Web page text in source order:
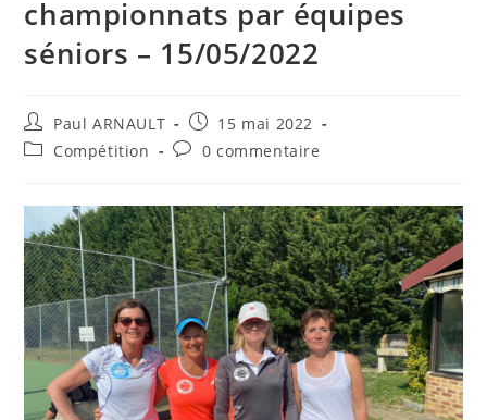
championnats par équipes
séniors – 15/05/2022
Auteur/autrice
de
la
Paul ARNAULT
Publication
publiée :
15 mai 2022
PostCompétition
Commentaires
publication :
0 commentaire